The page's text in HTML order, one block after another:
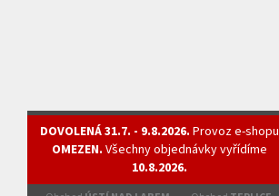
DOVOLENÁ 31.7. - 9.8.2026. Provoz e-shopu
OMEZEN. Všechny objednávky vyřídíme
10.8.2026.